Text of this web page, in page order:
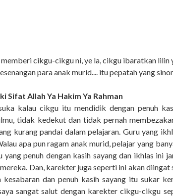
memberi cikgu-cikgu ni, ye la, cikgu ibaratkan
para anak murid.... itu pepatah yang
Sifat Allah Ya Hakim Ya Rahman
kalau cikgu itu mendidik dengan penuh
tidak kedekut dan tidak pernah
kurang pandai dalam pelajaran. Guru yang
apa pun ragam anak murid, pelajar yang
yang penuh dengan kasih sayang dan ikhlas ini
Dan, karekter juga seperti ini akan diingat
kesabaran dan penuh kasih sayang itu sukar
sangat salut dengan karekter cikgu-cikgu